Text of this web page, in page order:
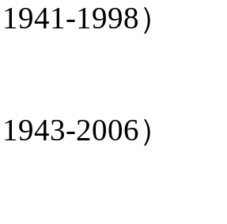
1998）
2006）